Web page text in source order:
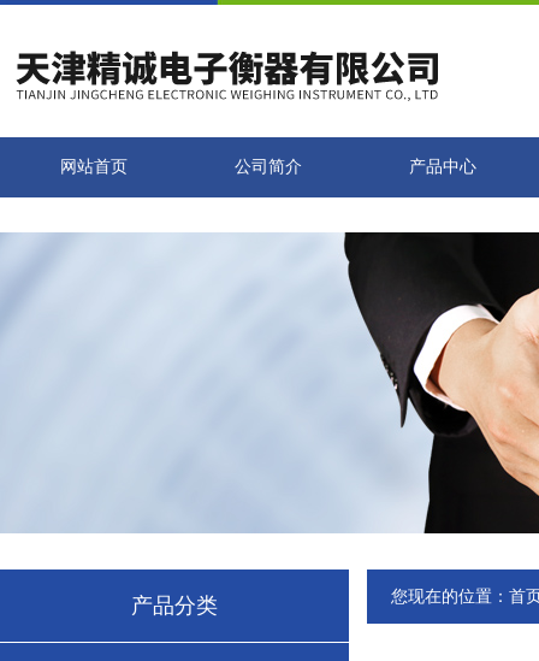
网站首页 公司简介 产品中心
产品分类 您现在的位置： 首